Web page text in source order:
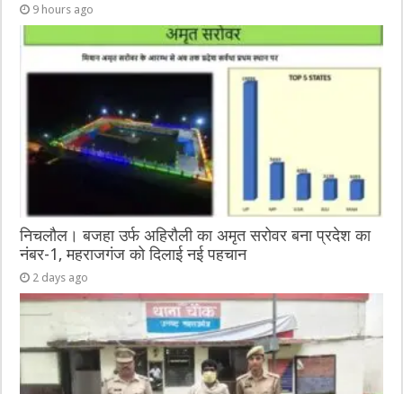
9 hours ago
निचलौल। बजहा उर्फ अहिरौली का अमृत सरोवर बना प्रदेश का
नंबर-1, महराजगंज को दिलाई नई पहचान
2 days ago